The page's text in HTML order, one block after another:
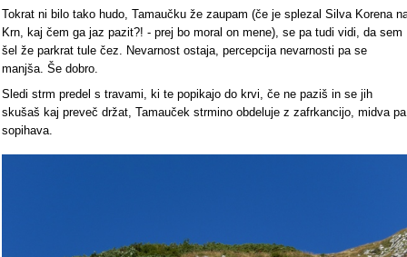
Tokrat ni bilo tako hudo, Tamaučku že zaupam (če je splezal Silva Korena
Krn, kaj čem ga jaz pazit?! - prej bo moral on mene), se pa tudi vidi, da sem
šel že parkrat tule čez. Nevarnost ostaja, percepcija nevarnosti pa se
manjša. Še dobro.
Sledi strm predel s travami, ki te popikajo do krvi, če ne paziš in se jih
skušaš kaj preveč držat, Tamauček strmino obdeluje z zafrkancijo, midva pa
sopihava.